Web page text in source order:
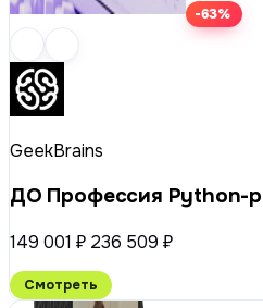
-63%
GeekBrains
ДО Профессия Python-
149 001 ₽ 236 509 ₽
Смотреть